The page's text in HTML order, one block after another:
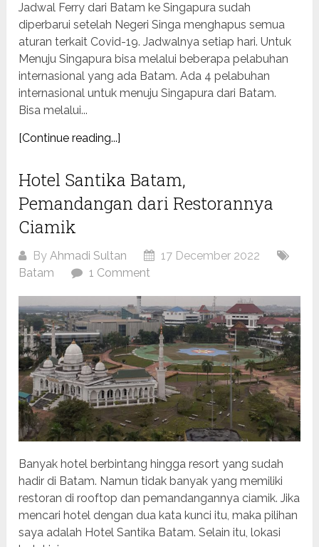
Jadwal Ferry dari Batam ke Singapura sudah
diperbarui setelah Negeri Singa menghapus semua
aturan terkait Covid-19. Jadwalnya setiap hari. Untuk
Menuju Singapura bisa melalui beberapa pelabuhan
internasional yang ada Batam. Ada 4 pelabuhan
internasional untuk menuju Singapura dari Batam.
Bisa melalui...
[Continue reading...]
Hotel Santika Batam,
Pemandangan dari Restorannya
Ciamik
ByAhmadi Sultan
17 December 2022
Batam
1 Comment
Banyak hotel berbintang hingga resort yang sudah
hadir di Batam. Namun tidak banyak yang memiliki
restoran di rooftop dan pemandangannya ciamik. Jika
mencari hotel dengan dua kata kunci itu, maka pilihan
saya adalah Hotel Santika Batam. Selain itu, lokasi